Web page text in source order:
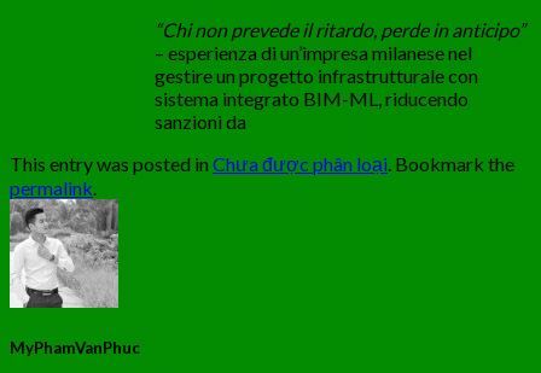
“Chi non prevede il ritardo, perde in anticipo”
– esperienza di un’impresa milanese nel
gestire un progetto infrastrutturale con
sistema integrato BIM-ML, riducendo
sanzioni da
This entry was posted in Chưa được phân loại. Bookmark the
permalink.
MyPhamVanPhuc